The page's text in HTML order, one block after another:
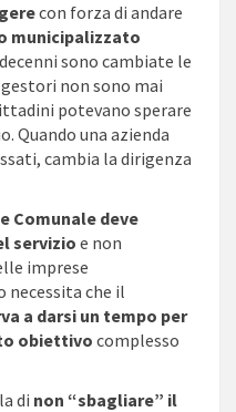
con forza di andare
municipalizzato
sono cambiate le
non sono mai
potevano sperare
Quando una azienda
cambia la dirigenza
Comunale deve
servizio e non
imprese
che il
a darsi un tempo per
obiettivo complesso
di non “sbagliare” il